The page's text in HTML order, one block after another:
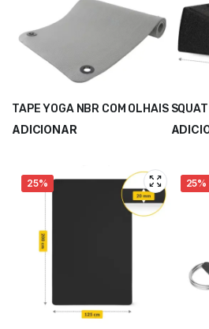
TAPE YOGA NBR COM OLHAIS
ADICIONAR
25% 25%